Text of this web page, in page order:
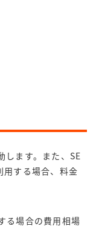
します。また、SE
用する場合、料金
る場合の費用相場